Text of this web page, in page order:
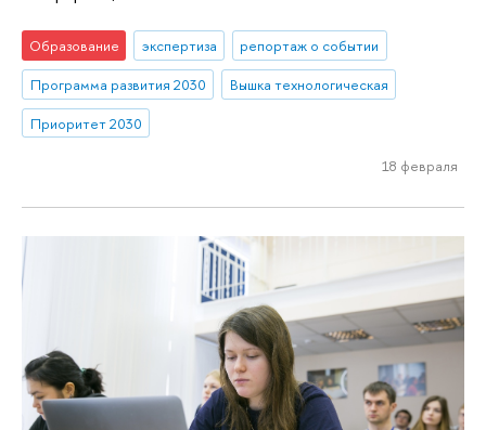
Образование экспертиза
репортаж о событии
Программа развития 2030
Вышка технологическая
Приоритет 2030
18 февраля